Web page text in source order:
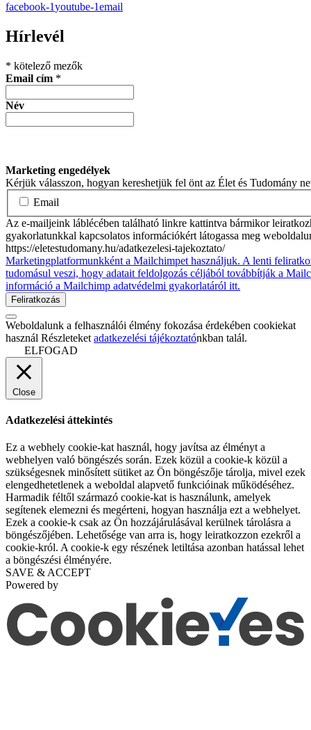
facebook-1youtube-1email
Hírlevél
* kötelező mezők
Email cím *
Név
Marketing engedélyek
Kérjük válasszon, hogyan kereshetjük fel önt az Élet és Tudomány
Email
Az e-mailjeink láblécében található linkre kattintva bármikor
gyakorlatunkkal kapcsolatos információkért látogassa meg
https://eletestudomany.hu/adatkezelesi-tajekoztato/
Marketingplatformunkként a Mailchimpet használjuk. A lenti
tudomásul veszi, hogy adatait feldolgozás céljából továbbítják a
információ a Mailchimp adatvédelmi gyakorlatáról itt.
Weboldalunk a felhasználói élmény fokozása érdekében cookiekat
használ Részleteket adatkezelési tájékoztatónkban talál.
ELFOGAD
Close
Adatkezelési áttekintés
Ez a webhely cookie-kat használ, hogy javítsa az élményt a
webhelyen való böngészés során. Ezek közül a cookie-k közül a
szükségesnek minősített sütiket az Ön böngészője tárolja, mivel ezek
elengedhetetlenek a weboldal alapvető funkcióinak működéséhez.
Harmadik féltől származó cookie-kat is használunk, amelyek
segítenek elemezni és megérteni, hogyan használja ezt a webhelyet.
Ezek a cookie-k csak az Ön hozzájárulásával kerülnek tárolásra a
böngészőjében. Lehetősége van arra is, hogy leiratkozzon ezekről a
cookie-król. A cookie-k egy részének letiltása azonban hatással lehet
a böngészési élményére.
SAVE & ACCEPT
Powered by